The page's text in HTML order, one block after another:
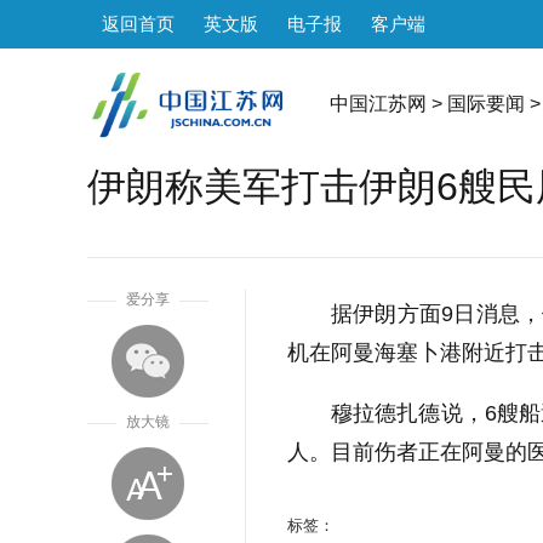
返回首页 英文版 电子报 客户端
中国江苏网 > 国际要闻
伊朗称美军打击伊朗6艘
爱分享
放大镜
据伊朗方面9日消息
机在阿曼海塞卜港附近打
穆拉德扎德说，6艘
人。目前伤者正在阿曼的
标签：